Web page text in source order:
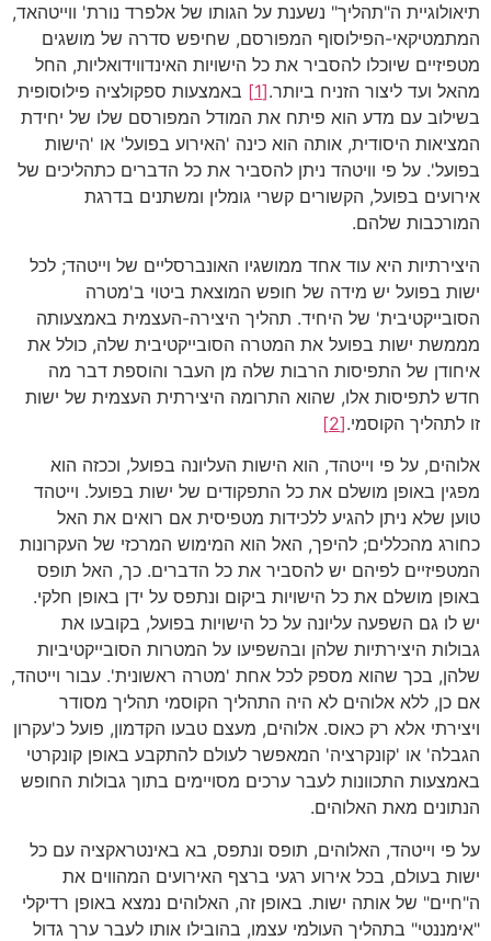
תיאולוגיית ה"תהליך" נשענת על הגותו של אלפרד נורת' ווייטהאד,
המתמטיקאי-הפילוסוף המפורסם, שחיפש סדרה של מושגים
מטפיזיים שיוכלו להסביר את כל הישויות האינדווידואליות, החל
מהאל ועד ליצור הזניח ביותר.[1]
באמצעות ספקולציה פילוסופית
בשילוב עם מדע הוא פיתח את המודל המפורסם שלו של יחידת
המציאות היסודית, אותה הוא כינה 'האירוע בפועל' או 'הישות
בפועל'. על פי וויטהד ניתן להסביר את כל הדברים כתהליכים של
אירועים בפועל, הקשורים קשרי גומלין ומשתנים בדרגת
המורכבות שלהם.
היצירתיות היא עוד אחד ממושגיו האונברסליים של וייטהד; לכל
ישות בפועל יש מידה של חופש המוצאת ביטוי ב'מטרה
הסובייקטיבית' של היחיד. תהליך היצירה-העצמית באמצעותה
מממשת ישות בפועל את המטרה הסובייקטיבית שלה, כולל את
איחודן של התפיסות הרבות שלה מן העבר והוספת דבר מה
חדש לתפיסות אלו, שהוא התרומה היצירתית העצמית של ישות
זו לתהליך הקוסמי.[2]
אלוהים, על פי וייטהד, הוא הישות העליונה בפועל, וככזה הוא
מפגין באופן מושלם את כל התפקודים של ישות בפועל. וייטהד
טוען שלא ניתן להגיע ללכידות מטפיסית אם רואים את האל
כחורג מהכללים; להיפך, האל הוא המימוש המרכזי של העקרונות
המטפיזיים לפיהם יש להסביר את כל הדברים. כך, האל תופס
באופן מושלם את כל הישויות ביקום ונתפס על ידן באופן חלקי.
יש לו גם השפעה עליונה על כל הישויות בפועל, בקובעו את
גבולות היצירתיות שלהן ובהשפיעו על המטרות הסובייקטיביות
שלהן, בכך שהוא מספק לכל אחת 'מטרה ראשונית'. עבור וייטהד,
אם כן, ללא אלוהים לא היה התהליך הקוסמי תהליך מסודר
ויצירתי אלא רק כאוס. אלוהים, מעצם טבעו הקדמון, פועל כ'עקרון
הגבלה' או 'קונקרציה' המאפשר לעולם להתקבע באופן קונקרטי
באמצעות התכוונות לעבר ערכים מסויימים בתוך גבולות החופש
הנתונים מאת האלוהים.
על פי וייטהד, האלוהים, תופס ונתפס, בא באינטראקציה עם כל
ישות בעולם, בכל אירוע רגעי ברצף האירועים המהווים את
ה"חיים" של אותה ישות. באופן זה, האלוהים נמצא באופן רדיקלי
"אימננטי" בתהליך העולמי עצמו, בהובילו אותו לעבר ערך גדול